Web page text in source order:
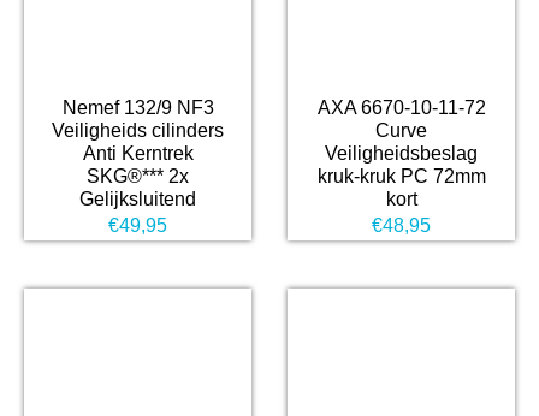
Nemef 132/9 NF3
Veiligheids cilinders
Anti Kerntrek
SKG®*** 2x
Gelijksluitend
€49,95
AXA 6670-10-11-72
Curve
Veiligheidsbeslag
kruk-kruk PC 72mm
kort
€48,95